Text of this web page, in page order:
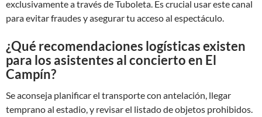
exclusivamente a través de Tuboleta. Es crucial usar este canal
para evitar fraudes y asegurar tu acceso al espectáculo.
¿Qué recomendaciones logísticas existen
para los asistentes al concierto en El
Campín?
Se aconseja planificar el transporte con antelación, llegar
temprano al estadio, y revisar el listado de objetos prohibidos.